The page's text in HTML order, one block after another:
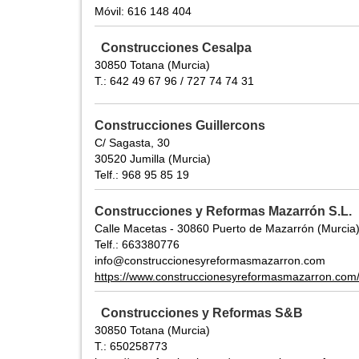
Móvil: 616 148 404
Construcciones Cesalpa
30850 Totana (Murcia)
T.: 642 49 67 96 / 727 74 74 31
Construcciones Guillercons
C/ Sagasta, 30
30520 Jumilla (Murcia)
Telf.: 968 95 85 19
Construcciones y Reformas Mazarrón S.L.
Calle Macetas - 30860 Puerto de Mazarrón (Murcia)
Telf.: 663380776
info@construccionesyreformasmazarron.com
https://www.construccionesyreformasmazarron.com/
Construcciones y Reformas S&B
30850 Totana (Murcia)
T.: 650258773